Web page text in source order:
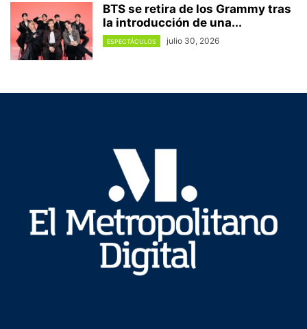
BTS se retira de los Grammy tras
la introducción de una...
ESPECTÁCULOS julio 30, 2026